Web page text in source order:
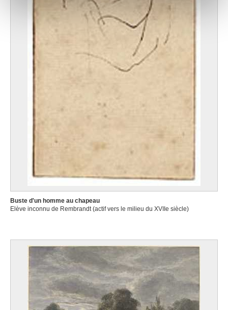
notre site avec nos partenaires de médias sociaux, de
publicité et d'analyse, qui peuvent combiner celles-ci
avec d'autres informations que vous leur avez fournies
ou qu'ils ont collectées lors de votre utilisation de leurs
Buste d'un homme au chapeau
Elève inconnu de Rembrandt (actif vers le milieu du XVIIe siècle)